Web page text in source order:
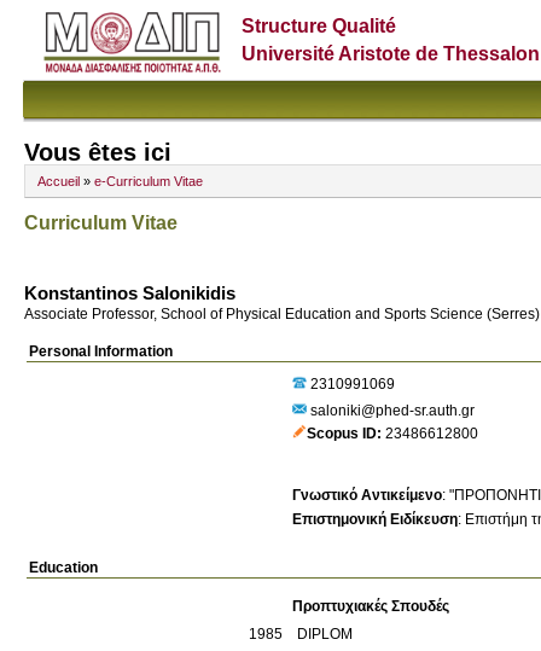
Structure Qualité
Université Aristote de
Vous êtes ici
Accueil » e-Curriculum Vitae
Curriculum Vitae
Konstantinos Salonikidis
Associate Professor, School of Physical Education and Sports Science (Serres)
Personal Information
2310991069
saloniki@phed-sr.auth.gr
Scopus ID 23486612800
Γνωστικό Αντικείμενο:
Επιστημονική Ειδίκευση: Επιστήμη
Education
Προπτυχιακές Σπουδές
1985
DIPLOM